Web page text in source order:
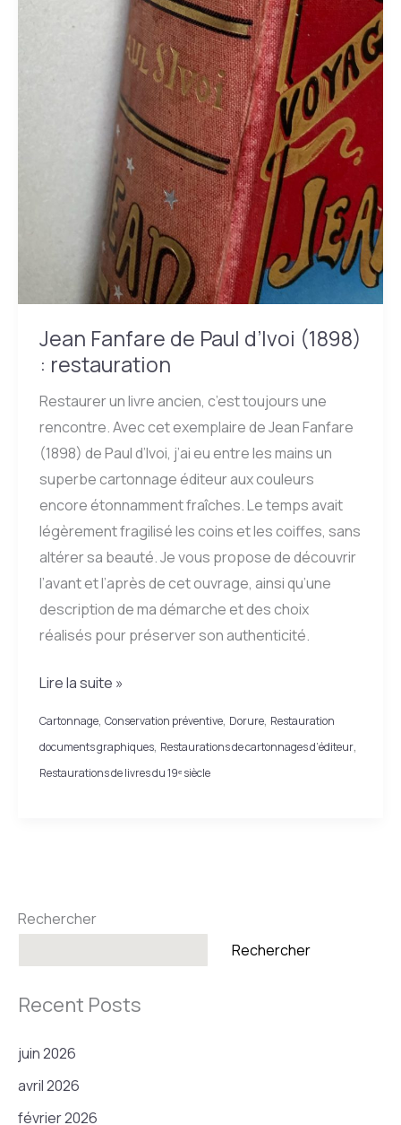
Jean Fanfare de Paul d’Ivoi (1898)
: restauration
Restaurer un livre ancien, c’est toujours une
rencontre. Avec cet exemplaire de Jean Fanfare
(1898) de Paul d’Ivoi, j’ai eu entre les mains un
superbe cartonnage éditeur aux couleurs
encore étonnamment fraîches. Le temps avait
légèrement fragilisé les coins et les coiffes, sans
altérer sa beauté. Je vous propose de découvrir
l’avant et l’après de cet ouvrage, ainsi qu’une
description de ma démarche et des choix
réalisés pour préserver son authenticité.
Jean
Lire la suite »
Cartonnage, Conservation préventive, Dorure, Restauration
documents graphiques, Restaurations de cartonnages d’éditeur,
Restaurations de livres du 19ᵉ siècle
Rechercher
Rechercher
Recent Posts
juin 2026
avril 2026
février 2026